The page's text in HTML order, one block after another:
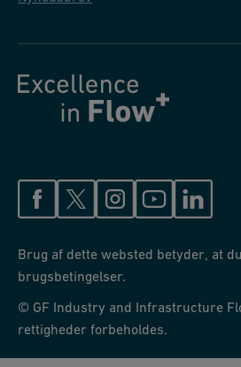
Brug af dette websted betyder, at
brugsbetingelser.
© GF Industry and Infrastructure
rettigheder forbeholdes.